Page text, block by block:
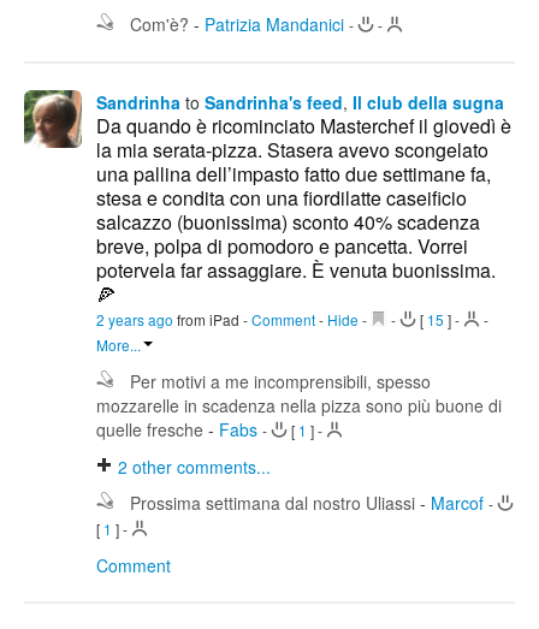
Com'è? - Patrizia Mandanici - -
Sandrinha to Sandrinha's feed, Il club della sugna
Da quando è ricominciato Masterchef il giovedì è
la mia serata-pizza. Stasera avevo scongelato
una pallina dell’impasto fatto due settimane fa,
stesa e condita con una fiordilatte caseificio
salcazzo (buonissima) sconto 40% scadenza
breve, polpa di pomodoro e pancetta. Vorrei
potervela far assaggiare. È venuta buonissima.
🍕
2 years ago from iPad -Comment- Hide - - [ 15 ]-
-
More...
Per motivi a me incomprensibili, spesso
mozzarelle in scadenza nella pizza sono più buone di
quelle fresche - Fabs - [ 1 ]-
2 other comments...
Prossima settimana dal nostro Uliassi - Marcof -
[ 1 ]-
Comment